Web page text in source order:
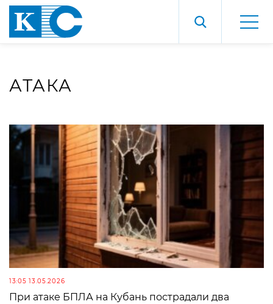
АТАКА
13:05 13.05.2026
При атаке БПЛА на Кубань пострадали два